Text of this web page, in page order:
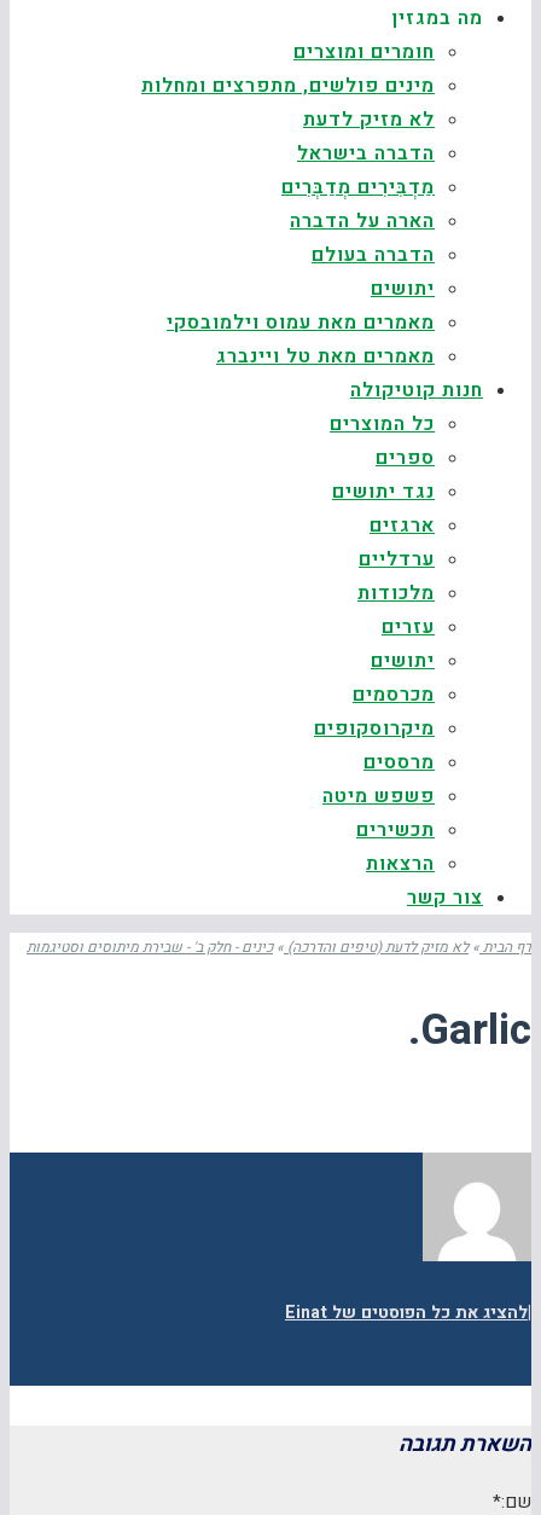
מה במגזין
חומרים ומוצרים
מינים פולשים, מתפרצים ומחלות
לא מזיק לדעת
הדברה בישראל
מַדְבִּירִים מְדַבְּרִים
הארה על הדברה
הדברה בעולם
יתושים
מאמרים מאת עמוס וילמובסקי
מאמרים מאת טל ויינברג
חנות קוטיקולה
כל המוצרים
ספרים
נגד יתושים
ארגזים
ערדליים
מלכודות
עזרים
יתושים
מכרסמים
מיקרוסקופים
מרססים
פשפש מיטה
תכשירים
הרצאות
צור קשר
דף הבית» לא מזיק לדעת (טיפים והדרכה) » כינים - חלק ב' - שבירת מיתוסים וסטיגמות
Garlic.
|להציג את כל הפוסטים של Einat
השארת תגובה
שם:*